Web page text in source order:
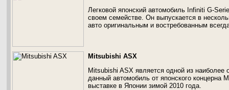
Легковой японский автомобиль Infiniti G-
своем семействе. Он выпускается в
авто оригинальным и востребованным
Mitsubishi ASX
Mitsubishi ASX является одной из
данный автомобиль от японского концерна
выставке в Японии зимой 2010 года.